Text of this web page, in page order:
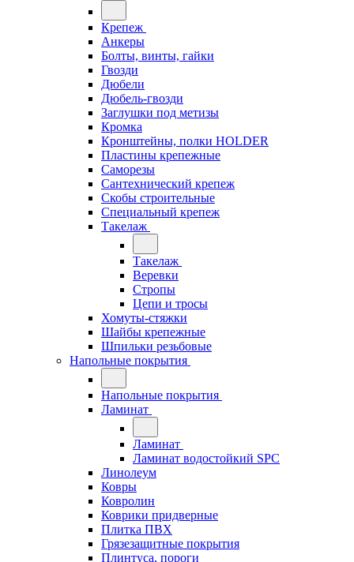
Крепеж
Анкеры
Болты, винты, гайки
Гвозди
Дюбели
Дюбель-гвозди
Заглушки под метизы
Кромка
Кронштейны, полки НОLDER
Пластины крепежные
Саморезы
Сантехнический крепеж
Скобы строительные
Специальный крепеж
Такелаж
Такелаж
Веревки
Стропы
Цепи и тросы
Хомуты-стяжки
Шайбы крепежные
Шпильки резьбовые
Напольные покрытия
Напольные покрытия
Ламинат
Ламинат
Ламинат водостойкий SPC
Линолеум
Ковры
Ковролин
Коврики придверные
Плитка ПВХ
Грязезащитные покрытия
Плинтуса, пороги